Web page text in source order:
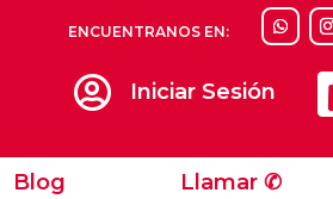
ENCUENTRANOS EN:
 Iniciar Sesión
Blog Llamar ✆
Llamar ✆